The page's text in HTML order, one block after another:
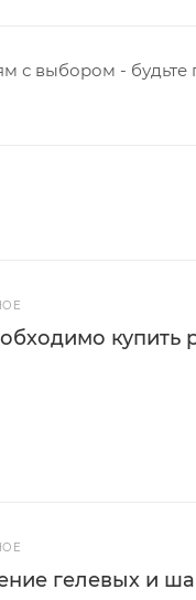
с выбором -
купить
гелевых и